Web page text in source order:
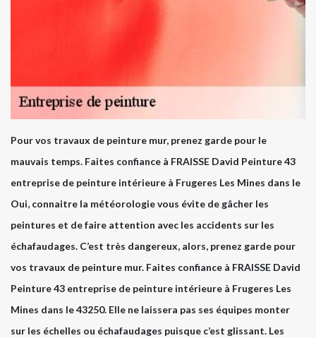
Pour vos travaux de peinture mur, prenez garde pour le
mauvais temps. Faites confiance à FRAISSE David Peinture 43
entreprise de peinture intérieure à Frugeres Les Mines dans le
Oui, connaitre la météorologie vous évite de gâcher les
peintures et de faire attention avec les accidents sur les
échafaudages. C’est très dangereux, alors, prenez garde pour
vos travaux de peinture mur. Faites confiance à FRAISSE David
Peinture 43 entreprise de peinture intérieure à Frugeres Les
Mines dans le 43250. Elle ne laissera pas ses équipes monter
sur les échelles ou échafaudages puisque c’est glissant. Les